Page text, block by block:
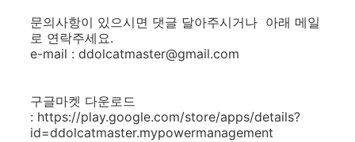
문의사항이 있으시면 댓글 달아주시거나 아래 메일
로 연락주세요.
e-mail : ddolcatmaster@gmail.com
구글마켓 다운로드
: https://play.google.com/store/apps/details?
id=ddolcatmaster.mypowermanagement